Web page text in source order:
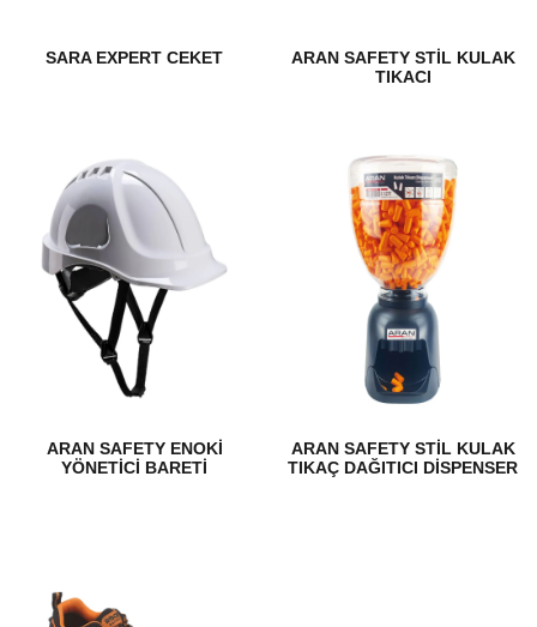
SARA EXPERT CEKET
ARAN SAFETY STIL KULAK
TIKACI
ARAN SAFETY ENOKI
YÖNETICI BARETI
ARAN SAFETY STIL KULAK
TIKAÇ DAĞITICI DISPENSER